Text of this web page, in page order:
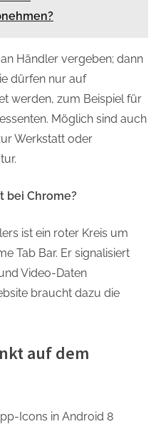
Händler vergeben; dann
dürfen nur auf
werden, zum Beispiel für
Möglich sind auch
Werkstatt oder
bei Chrome?
ist ein roter Kreis um
Tab Bar. Er signalisiert
Video-Daten
braucht dazu die
auf dem
Icons in Android 8